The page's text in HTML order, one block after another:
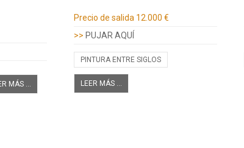
MÁS ...
Precio de salida 12.000 €
>> PUJAR AQUÍ
PINTURA ENTRE SIGLOS
LEER MÁS ...